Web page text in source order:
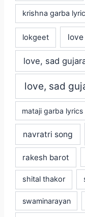
krishna garba
lokgeet love
love, sad
love, sad
mataji garba lyrics
navratri song
rakesh barot
shital thakor
swaminarayan